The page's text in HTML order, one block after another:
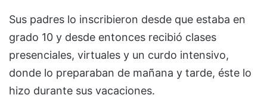
Sus padres lo inscribieron desde que estaba en
grado 10 y desde entonces recibió clases
presenciales, virtuales y un curdo intensivo,
donde lo preparaban de mañana y tarde, éste lo
hizo durante sus vacaciones.